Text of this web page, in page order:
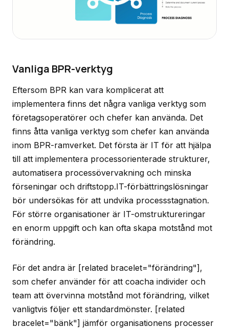
Vanliga BPR-verktyg
Eftersom BPR kan vara komplicerat att
implementera finns det några vanliga verktyg som
företagsoperatörer och chefer kan använda. Det
finns åtta vanliga verktyg som chefer kan använda
inom BPR-ramverket. Det första är IT för att hjälpa
till att implementera processorienterade strukturer,
automatisera processövervakning och minska
förseningar och driftstopp.IT-förbättringslösningar
bör undersökas för att undvika processstagnation.
För större organisationer är IT-omstruktureringar
en enorm uppgift och kan ofta skapa motstånd mot
förändring.
För det andra är [related bracelet="förändring"],
som chefer använder för att coacha individer och
team att övervinna motstånd mot förändring, vilket
vanligtvis följer ett standardmönster. [related
bracelet="bänk"] jämför organisationens processer